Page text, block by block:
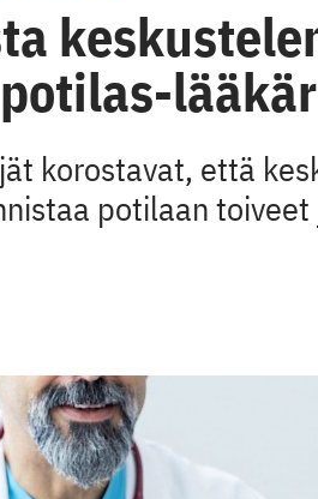
korostavat, että
potilaan